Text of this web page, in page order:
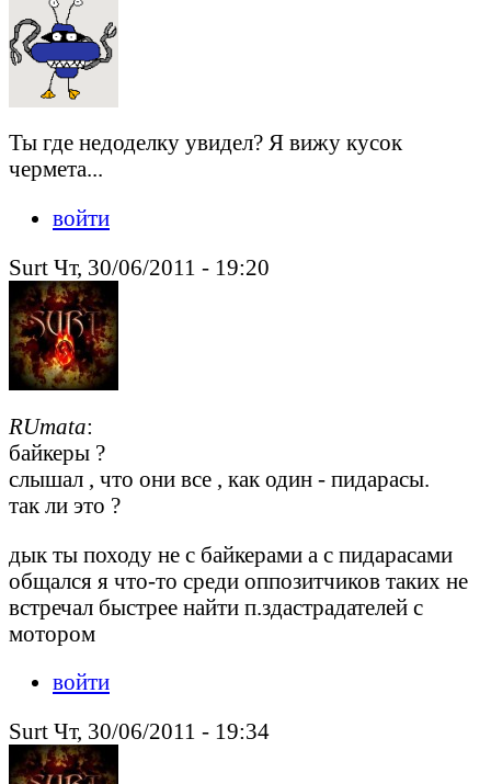
Ты где недоделку увидел? Я вижу кусок
чермета...
войти
Surt Чт, 30/06/2011 - 19:20
RUmata:
байкеры ?
слышал , что они все , как один - пидарасы.
так ли это ?
дык ты походу не с байкерами а с пидарасами
общался я что-то среди оппозитчиков таких не
встречал быстрее найти п.здастрадателей с
мотором
войти
Surt Чт, 30/06/2011 - 19:34